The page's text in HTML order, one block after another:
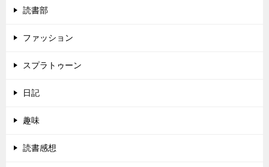
読書部
ファッション
スプラトゥーン
日記
趣味
読書感想